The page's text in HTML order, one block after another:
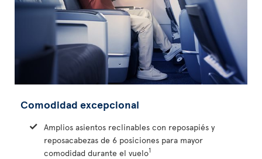
Comodidad excepcional
Amplios asientos reclinables con reposapiés y
reposacabezas de 6 posiciones para mayor
comodidad durante el vuelo1